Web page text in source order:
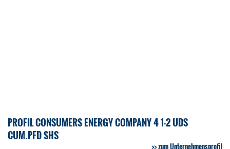
PROFIL CONSUMERS ENERGY COMPANY 4 1-2 UDS
CUM.PFD SHS
zum Unternehmensprofil